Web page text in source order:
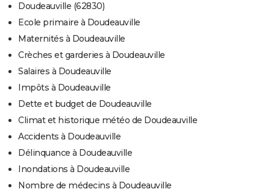
Doudeauville (62830)
Ecole primaire à Doudeauville
Maternités à Doudeauville
Crèches et garderies à Doudeauville
Salaires à Doudeauville
Impôts à Doudeauville
Dette et budget de Doudeauville
Climat et historique météo de Doudeauville
Accidents à Doudeauville
Délinquance à Doudeauville
Inondations à Doudeauville
Nombre de médecins à Doudeauville